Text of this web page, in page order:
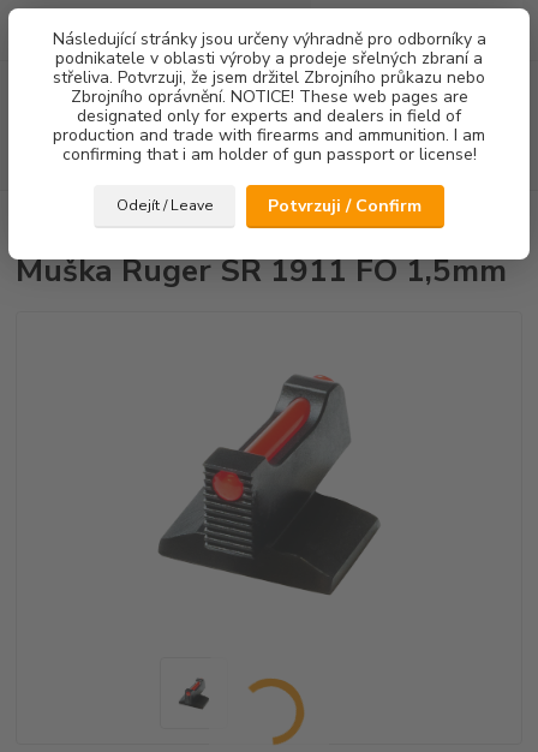
Následující stránky jsou určeny výhradně pro odborníky a
podnikatele v oblasti výroby a prodeje sřelných zbraní a
střeliva. Potvrzuji, že jsem držitel Zbrojního průkazu nebo
Zbrojního oprávnění. NOTICE! These web pages are
designated only for experts and dealers in field of
production and trade with firearms and ammunition. I am
confirming that i am holder of gun passport or license!
Odejít / Leave Potvrzuji / Confirm
Menu
Hledat
za0,00 Kč
Muška Ruger SR 1911 FO 1,5mm
Muška Ruger SR 1911 FO 1,5mm